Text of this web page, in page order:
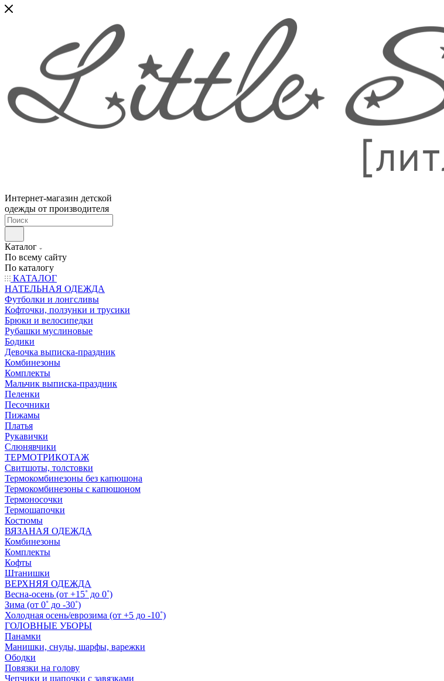
Интернет-магазин детской
одежды от производителя
Каталог
По всему сайту
По каталогу
КАТАЛОГ
НАТЕЛЬНАЯ ОДЕЖДА
Футболки и лонгсливы
Кофточки, ползунки и трусики
Брюки и велосипедки
Рубашки муслиновые
Бодики
Девочка выписка-праздник
Комбинезоны
Комплекты
Мальчик выписка-праздник
Пеленки
Песочники
Пижамы
Платья
Рукавички
Слюнявчики
ТЕРМОТРИКОТАЖ
Свитшоты, толстовки
Термокомбинезоны без капюшона
Термокомбинезоны с капюшоном
Термоносочки
Термошапочки
Костюмы
ВЯЗАНАЯ ОДЕЖДА
Комбинезоны
Комплекты
Кофты
Штанишки
ВЕРХНЯЯ ОДЕЖДА
Весна-осень (от +15˚ до 0˚)
Зима (от 0˚ до -30˚)
Холодная осень/еврозима (от +5 до -10˚)
ГОЛОВНЫЕ УБОРЫ
Панамки
Манишки, снуды, шарфы, варежки
Ободки
Повязки на голову
Чепчики и шапочки с завязками